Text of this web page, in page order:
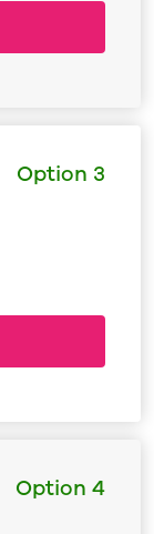
Option 3
Option 4